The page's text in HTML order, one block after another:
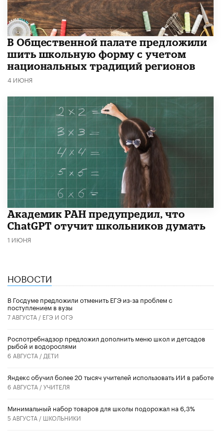
В Общественной палате предложили
шить школьную форму с учетом
национальных традиций регионов
4 ИЮНЯ
Академик РАН предупредил, что
ChatGPT отучит школьников думать
1 ИЮНЯ
НОВОСТИ
В Госдуме предложили отменить ЕГЭ из-за проблем с
поступлением в вузы
7 АВГУСТА / ЕГЭ И ОГЭ
Роспотребнадзор предложил дополнить меню школ и детсадов
рыбой и водорослями
6 АВГУСТА / ДЕТИ
​Яндекс обучил более 20 тысяч учителей использовать ИИ в работе
6 АВГУСТА /УЧИТЕЛЯ
Минимальный набор товаров для школы подорожал на 6,3%
5 АВГУСТА / ШКОЛЬНИКИ